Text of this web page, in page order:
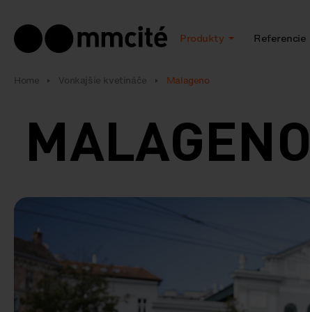
Produkty Referencie
Home Vonkajšie kvetináče Malageno